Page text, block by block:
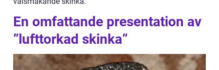
En omfattande presentation av
”lufttorkad skinka”